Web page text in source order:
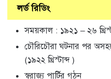
লর্ড রিডিং
সময়কাল : ১৯২১ – ২৬
চৌরিচৌরা ঘটনার পর
(১৯২২ খ্রিস্টাব্দ )
স্বরাজ্য পার্টির গঠন